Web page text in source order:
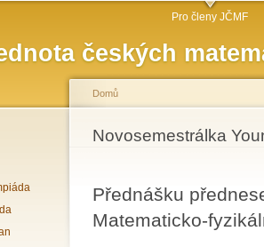
českých
Pro členy JČMF
Jste zde
Domů
Novosemestrálka
Přednášku
Matematicko-